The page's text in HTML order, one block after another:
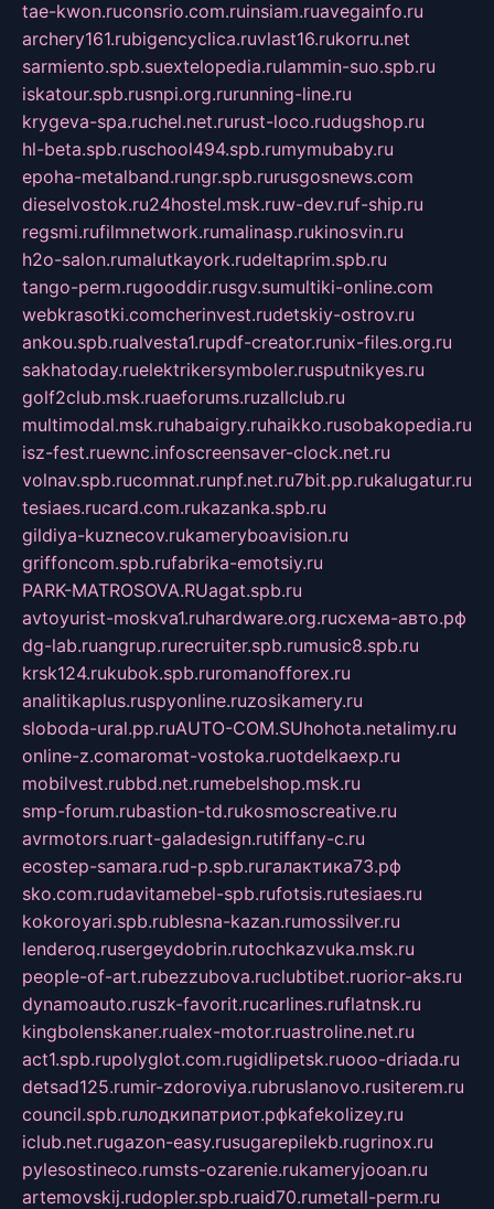
tae-kwon.ruconsrio.com.ruinsiam.ruavegainfo.ru
archery161.rubigencyclica.ruvlast16.rukorru.net
sarmiento.spb.suextelopedia.rulammin-suo.spb.ru
iskatour.spb.rusnpi.org.rurunning-line.ru
krygeva-spa.ruchel.net.rurust-loco.rudugshop.ru
hl-beta.spb.ruschool494.spb.rumymubaby.ru
epoha-metalband.rungr.spb.rurusgosnews.com
dieselvostok.ru24hostel.msk.ruw-dev.ruf-ship.ru
regsmi.rufilmnetwork.rumalinasp.rukinosvin.ru
h2o-salon.rumalutkayork.rudeltaprim.spb.ru
tango-perm.rugooddir.rusgv.sumultiki-online.com
webkrasotki.comcherinvest.rudetskiy-ostrov.ru
ankou.spb.rualvesta1.rupdf-creator.runix-files.org.ru
sakhatoday.ruelektrikersymboler.rusputnikyes.ru
golf2club.msk.ruaeforums.ruzallclub.ru
multimodal.msk.ruhabaigry.ruhaikko.rusobakopedia.ru
isz-fest.ruewnc.infoscreensaver-clock.net.ru
volnav.spb.rucomnat.runpf.net.ru7bit.pp.rukalugatur.ru
tesiaes.rucard.com.rukazanka.spb.ru
gildiya-kuznecov.rukameryboavision.ru
griffoncom.spb.rufabrika-emotsiy.ru
PARK-MATROSOVA.RUagat.spb.ru
avtoyurist-moskva1.ruhardware.org.ruсхема-авто.рф
dg-lab.ruangrup.rurecruiter.spb.rumusic8.spb.ru
krsk124.rukubok.spb.ruromanofforex.ru
analitikaplus.ruspyonline.ruzosikamery.ru
sloboda-ural.pp.ruAUTO-COM.SUhohota.netalimy.ru
online-z.comaromat-vostoka.ruotdelkaexp.ru
mobilvest.rubbd.net.rumebelshop.msk.ru
smp-forum.rubastion-td.rukosmoscreative.ru
avrmotors.ruart-galadesign.rutiffany-c.ru
ecostep-samara.rud-p.spb.ruгалактика73.рф
sko.com.rudavitamebel-spb.rufotsis.rutesiaes.ru
kokoroyari.spb.rublesna-kazan.rumossilver.ru
lenderoq.rusergeydobrin.rutochkazvuka.msk.ru
people-of-art.rubezzubova.ruclubtibet.ruorior-aks.ru
dynamoauto.ruszk-favorit.rucarlines.ruflatnsk.ru
kingbolenskaner.rualex-motor.ruastroline.net.ru
act1.spb.rupolyglot.com.rugidlipetsk.ruooo-driada.ru
detsad125.rumir-zdoroviya.rubruslanovo.rusiterem.ru
council.spb.ruлодкипатриот.рфkafekolizey.ru
iclub.net.rugazon-easy.rusugarepilekb.rugrinox.ru
pylesostineco.rumsts-ozarenie.rukameryjooan.ru
artemovskij.rudopler.spb.ruaid70.rumetall-perm.ru